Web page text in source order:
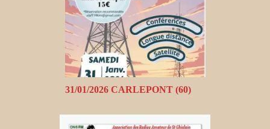
31/01/2026 CARLEPONT (60)